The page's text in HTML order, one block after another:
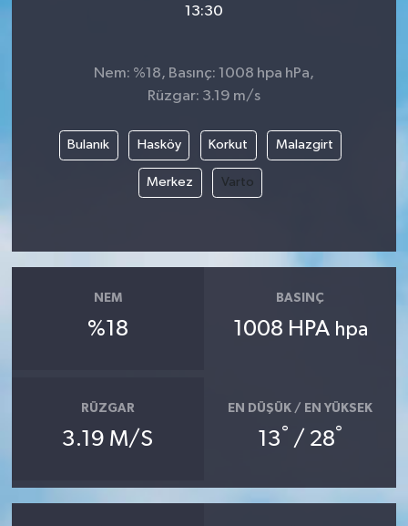
13:30
Nem: %18, Basınç: 1008 hpa hPa,
Rüzgar: 3.19 m/s
Bulanık Hasköy Korkut Malazgirt
Merkez Varto
NEM
%18
BASINÇ
1008 HPA hpa
RÜZGAR
3.19 M/S
EN DÜŞÜK / EN YÜKSEK
13° / 28°